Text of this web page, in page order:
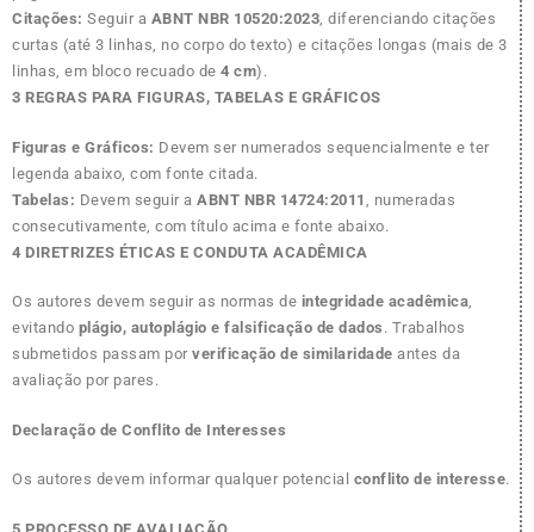
Citações: Seguir a ABNT NBR 10520:2023, diferenciando citações
curtas (até 3 linhas, no corpo do texto) e citações longas (mais de 3
linhas, em bloco recuado de 4 cm).
3 REGRAS PARA FIGURAS, TABELAS E GRÁFICOS
Figuras e Gráficos: Devem ser numerados sequencialmente e ter
legenda abaixo, com fonte citada.
Tabelas: Devem seguir a ABNT NBR 14724:2011
, numeradas
consecutivamente, com título acima e fonte abaixo.
4 DIRETRIZES ÉTICAS E CONDUTA ACADÊMICA
Os autores devem seguir as normas de integridade acadêmica,
evitando plágio, autoplágio e falsificação de dados . Trabalhos
submetidos passam por verificação de similaridade antes da
avaliação por pares.
Declaração de Conflito de Interesses
Os autores devem informar qualquer potencial conflito de interesse.
5 PROCESSO DE AVALIAÇÃO